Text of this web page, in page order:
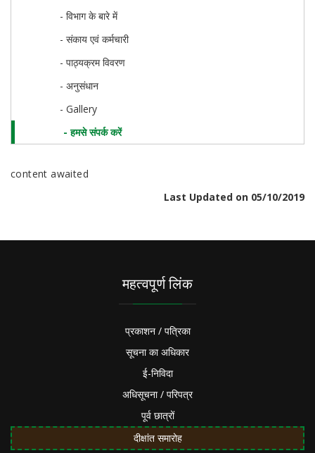
- विभाग के बारे में
- संकाय एवं कर्मचारी
- पाठ्यक्रम विवरण
- अनुसंधान
- Gallery
- हमसे संपर्क करें
content awaited
Last Updated on 05/10/2019
महत्वपूर्ण लिंक
प्रकाशन / पत्रिका
सूचना का अधिकार
ई-निविदा
अधिसूचना / परिपत्र
पूर्व छात्रों
दीक्षांत समारोह